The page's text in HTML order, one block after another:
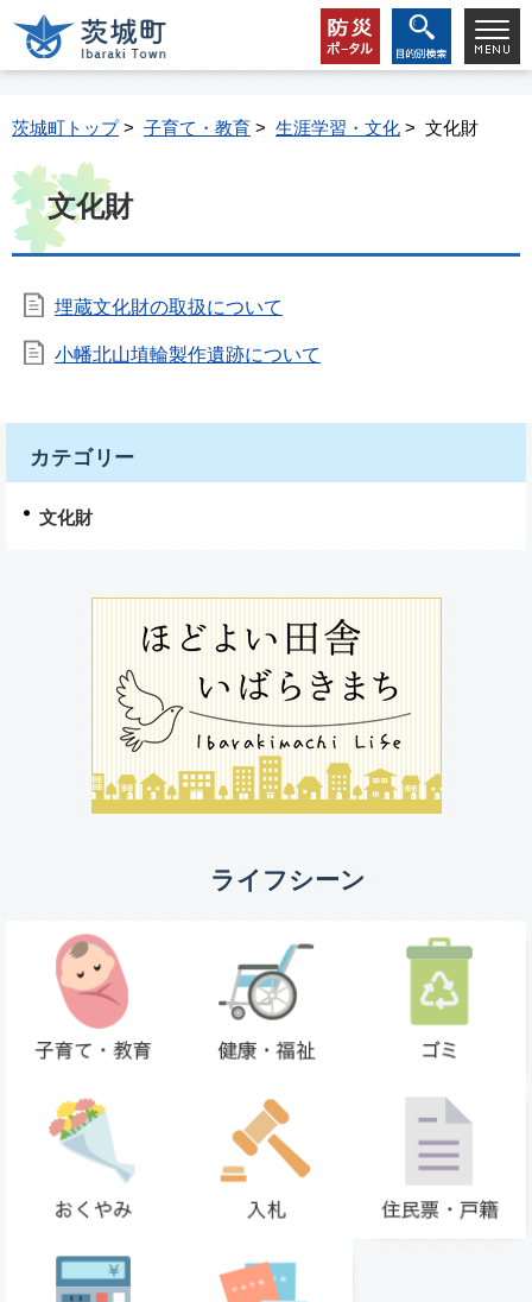
茨城町トップ> 子育て・教育 > 生涯学習・文化 > 文化財
文化財
埋蔵文化財の取扱について
小幡北山埴輪製作遺跡について
カテゴリー
文化財
ライフシーン